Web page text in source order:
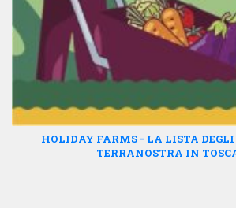
HOLIDAY FARMS - LA LISTA
TERRANOSTRA IN